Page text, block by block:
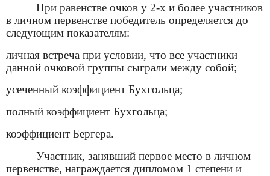
При равенстве очков у 2-х и более участников
в личном первенстве победитель определяется до
следующим показателям:
личная встреча при условии, что все участники
данной очковой группы сыграли между собой;
усеченный коэффициент Бухгольца;
полный коэффициент Бухгольца;
коэффициент Бергера.
Участник, занявший первое место в личном
первенстве, награждается дипломом 1 степени и